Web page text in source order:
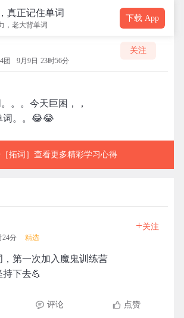
真正记住单词
，老大背单词
下载 App
团 9月9日 23时56分
关注
。。今天巨困，，
词。。😂😂
拓词］查看更多精彩学习心得
24分 精选
+关注
第一次加入魔鬼训练营
下去💪
评论 点赞